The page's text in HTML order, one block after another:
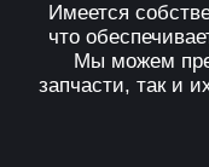
Имеется
что
Мы можем
запчасти, так и